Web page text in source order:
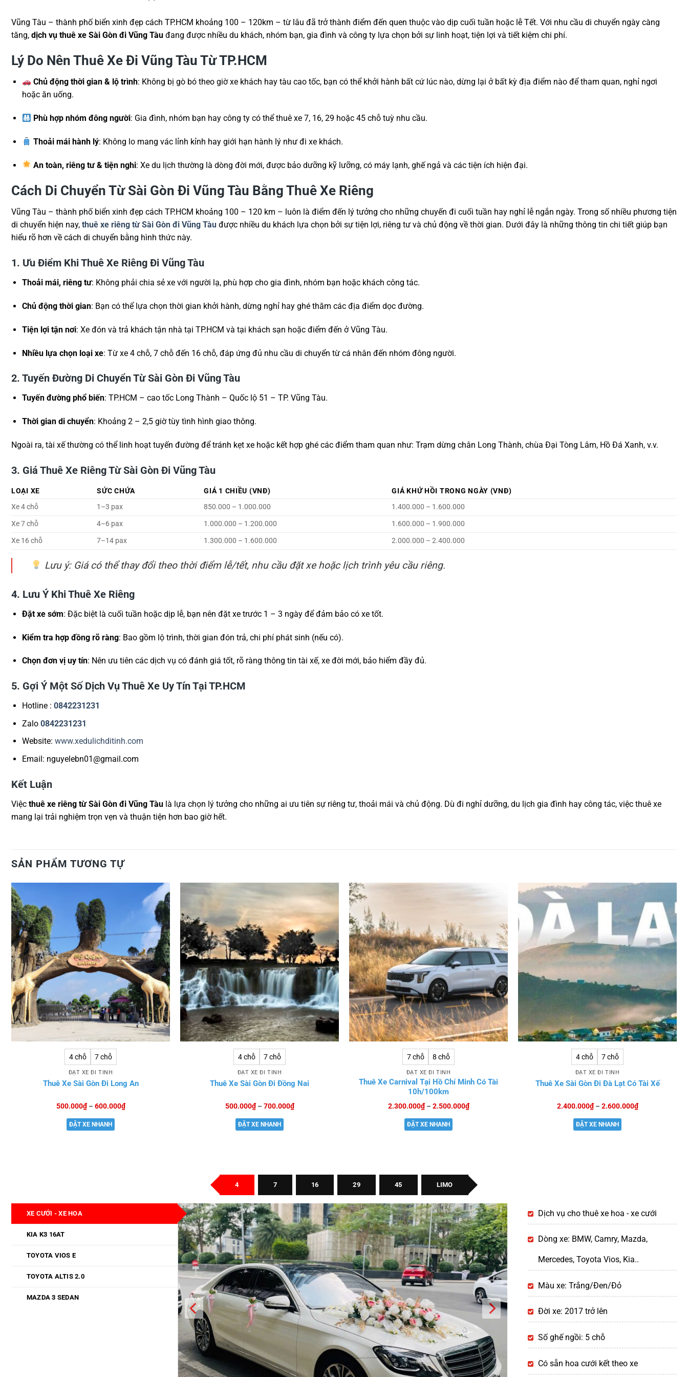
Vũng Tàu – thành phố biển xinh đẹp cách TP.HCM khoảng 100 – 120km – từ lâu đã trở thành điểm đến quen thuộc vào dịp cuối tuần hoặc lễ Tết. Với nhu cầu di chuyển ngày càng
tăng, dịch vụ thuê xe Sài Gòn đi Vũng Tàu đang được nhiều du khách, nhóm bạn, gia đình và công ty lựa chọn bởi sự linh hoạt, tiện lợi và tiết kiệm chi phí.
Lý Do Nên Thuê Xe Đi Vũng Tàu Từ TP.HCM
Chủ động thời gian & lộ trình: Không bị gò bó theo giờ xe khách hay tàu cao tốc, bạn có thể khởi hành bất cứ lúc nào, dừng lại ở bất kỳ địa điểm nào để tham quan, nghỉ ngơi
hoặc ăn uống.
Phù hợp nhóm đông người: Gia đình, nhóm bạn hay công ty có thể thuê xe 7, 16, 29 hoặc 45 chỗ tuỳ nhu cầu.
Thoải mái hành lý: Không lo mang vác lỉnh kỉnh hay giới hạn hành lý như đi xe khách.
An toàn, riêng tư & tiện nghi: Xe du lịch thường là dòng đời mới, được bảo dưỡng kỹ lưỡng, có máy lạnh, ghế ngả và các tiện ích hiện đại.
Cách Di Chuyển Từ Sài Gòn Đi Vũng Tàu Bằng Thuê Xe Riêng
Vũng Tàu – thành phố biển xinh đẹp cách TP.HCM khoảng 100 – 120 km – luôn là điểm đến lý tưởng cho những chuyến đi cuối tuần hay nghỉ lễ ngắn ngày. Trong số nhiều phương tiện
di chuyển hiện nay, thuê xe riêng từ Sài Gòn đi Vũng Tàu được nhiều du khách lựa chọn bởi sự tiện lợi, riêng tư và chủ động về thời gian. Dưới đây là những thông tin chi tiết giúp bạn
hiểu rõ hơn về cách di chuyển bằng hình thức này.
1. Ưu Điểm Khi Thuê Xe Riêng Đi Vũng Tàu
Thoải mái, riêng tư: Không phải chia sẻ xe với người lạ, phù hợp cho gia đình, nhóm bạn hoặc khách công tác.
Chủ động thời gian: Bạn có thể lựa chọn thời gian khởi hành, dừng nghỉ hay ghé thăm các địa điểm dọc đường.
Tiện lợi tận nơi: Xe đón và trả khách tận nhà tại TP.HCM và tại khách sạn hoặc điểm đến ở Vũng Tàu.
Nhiều lựa chọn loại xe: Từ xe 4 chỗ, 7 chỗ đến 16 chỗ, đáp ứng đủ nhu cầu di chuyển từ cá nhân đến nhóm đông người.
2. Tuyến Đường Di Chuyển Từ Sài Gòn Đi Vũng Tàu
Tuyến đường phổ biến: TP.HCM – cao tốc Long Thành – Quốc lộ 51 – TP. Vũng Tàu.
Thời gian di chuyển: Khoảng 2 – 2,5 giờ tùy tình hình giao thông.
Ngoài ra, tài xế thường có thể linh hoạt tuyến đường để tránh kẹt xe hoặc kết hợp ghé các điểm tham quan như: Trạm dừng chân Long Thành, chùa Đại Tòng Lâm, Hồ Đá Xanh, v.v.
3. Giá Thuê Xe Riêng Từ Sài Gòn Đi Vũng Tàu
LOẠI XE SỨC CHỨA GIÁ 1 CHIỀU (VNĐ)
GIÁ KHỨ HỒI TRONG NGÀY (VNĐ)
Xe 4 chỗ
1–3 pax 850.000 – 1.000.000
1.400.000 – 1.600.000
Xe 7 chỗ
4–6 pax 1.000.000 – 1.200.000
1.600.000 – 1.900.000
Xe 16 chỗ
7–14 pax 1.300.000 – 1.600.000 2.000.000 – 2.400.000
Lưu ý: Giá có thể thay đổi theo thời điểm lễ/tết, nhu cầu đặt xe hoặc lịch trình yêu cầu riêng.
4. Lưu Ý Khi Thuê Xe Riêng
Đặt xe sớm: Đặc biệt là cuối tuần hoặc dịp lễ, bạn nên đặt xe trước 1 – 3 ngày để đảm bảo có xe tốt.
Kiểm tra hợp đồng rõ ràng: Bao gồm lộ trình, thời gian đón trả, chi phí phát sinh (nếu có).
Chọn đơn vị uy tín: Nên ưu tiên các dịch vụ có đánh giá tốt, rõ ràng thông tin tài xế, xe đời mới, bảo hiểm đầy đủ.
5. Gợi Ý Một Số Dịch Vụ Thuê Xe Uy Tín Tại TP.HCM
Hotline : 0842231231
Zalo 0842231231
Website: www.xedulichditinh.com
Email: nguyelebn01@gmail.com
Kết Luận
Việc thuê xe riêng từ Sài Gòn đi Vũng Tàu là lựa chọn lý tưởng cho những ai ưu tiên sự riêng tư, thoải mái và chủ động. Dù đi nghỉ dưỡng, du lịch gia đình hay công tác, việc thuê xe
mang lại trải nghiệm trọn vẹn và thuận tiện hơn bao giờ hết.
SẢN PHẨM TƯƠNG TỰ
4 chỗ 7 chỗ
ĐẶT XE ĐI TỈNH
Thuê Xe Sài Gòn Đi Long An
500.000₫ – 600.000₫Khoảng
giá:
ĐẶT XE NHANH
4 chỗ 7 chỗ
ĐẶT XE ĐI TỈNH
Thuê Xe Sài Gòn Đi Đồng Nai
500.000₫ – 700.000₫Khoảng
giá:
ĐẶT XE NHANH
7 chỗ 8 chỗ
ĐẶT XE ĐI TỈNH
Thuê Xe Carnival Tại Hồ Chí Minh Có Tài
10h/100km
2.300.000₫ – 2.500.000₫Khoảng
giá:
ĐẶT XE NHANH
4 chỗ 7 chỗ
ĐẶT XE ĐI TỈNH
Thuê Xe Sài Gòn Đi Đà Lạt Có Tài Xế
2.400.000₫ – 2.600.000₫Khoảng
giá:
ĐẶT XE NHANH
4 7 16 29 45 LIMO
XE CƯỚI - XE HOA
KIA K3 16AT
TOYOTA VIOS E
TOYOTA ALTIS 2.0
MAZDA 3 SEDAN
Dịch vụ cho thuê xe hoa - xe cưới
Dòng xe: BMW, Camry, Mazda,
Mercedes, Toyota Vios, Kia..
Màu xe: Trắng/Đen/Đỏ
Đời xe: 2017 trở lên
Số ghế ngồi: 5 chỗ
Có sẵn hoa cưới kết theo xe